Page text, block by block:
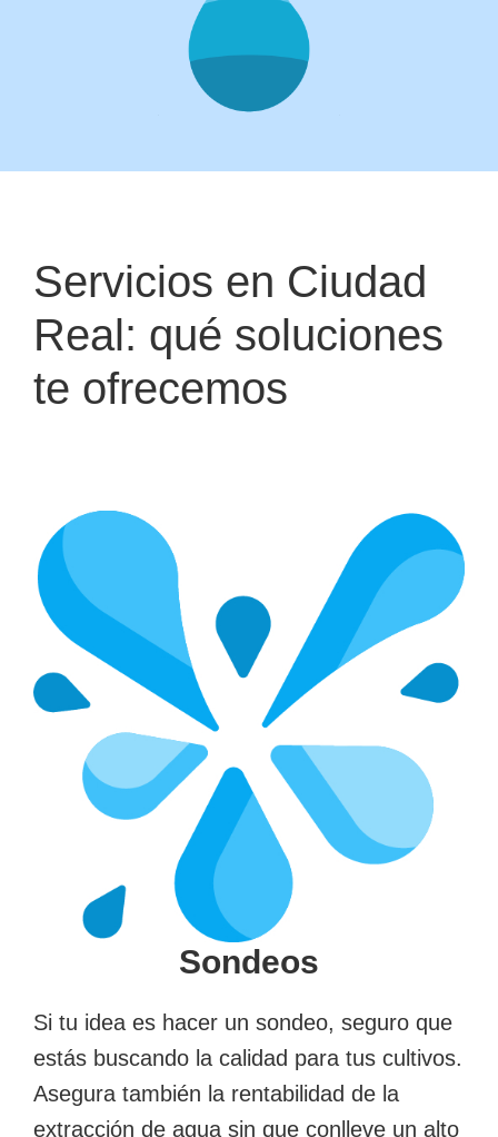
Servicios en Ciudad
Real: qué soluciones
te ofrecemos
Sondeos
Si tu idea es hacer un sondeo, seguro que
estás buscando la calidad para tus cultivos.
Asegura también la rentabilidad de la
extracción de agua sin que conlleve un alto